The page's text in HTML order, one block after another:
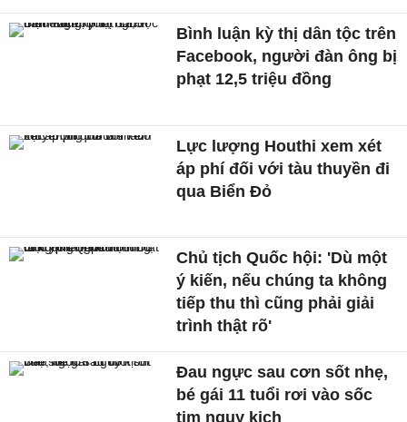
Bình luận kỳ thị dân tộc trên
Facebook, người đàn ông bị
phạt 12,5 triệu đồng
Lực lượng Houthi xem xét
áp phí đối với tàu thuyền đi
qua Biển Đỏ
Chủ tịch Quốc hội: 'Dù một
ý kiến, nếu chúng ta không
tiếp thu thì cũng phải giải
trình thật rõ'
Đau ngực sau cơn sốt nhẹ,
bé gái 11 tuổi rơi vào sốc
tim nguy kịch